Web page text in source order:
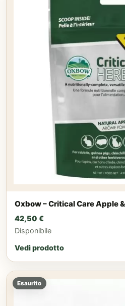
Oxbow – Critical Care Apple
42,50 €
Disponibile
Vedi prodotto
Esaurito